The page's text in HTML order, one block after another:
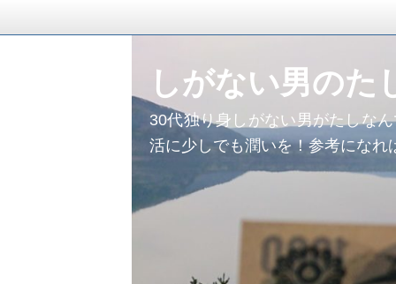
しがない男のた
30代独り身しがない男がたしな
活に少しでも潤いを！参考になれ